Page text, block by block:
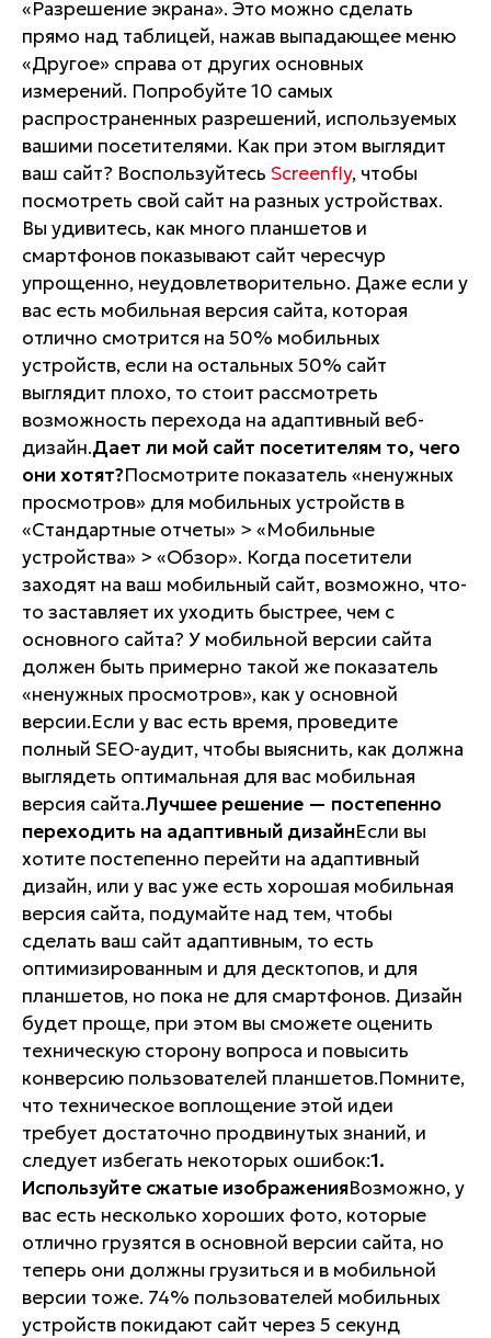
«Разрешение экрана». Это можно сделать
прямо над таблицей, нажав выпадающее меню
«Другое» справа от других основных
измерений. Попробуйте 10 самых
распространенных разрешений, используемых
вашими посетителями. Как при этом выглядит
ваш сайт? Воспользуйтесь Screenfly, чтобы
посмотреть свой сайт на разных устройствах.
Вы удивитесь, как много планшетов и
смартфонов показывают сайт чересчур
упрощенно, неудовлетворительно. Даже если у
вас есть мобильная версия сайта, которая
отлично смотрится на 50% мобильных
устройств, если на остальных 50% сайт
выглядит плохо, то стоит рассмотреть
возможность перехода на адаптивный веб-
дизайн.Дает ли мой сайт посетителям то, чего
они хотят?Посмотрите показатель «ненужных
просмотров» для мобильных устройств в
«Стандартные отчеты» > «Мобильные
устройства» > «Обзор». Когда посетители
заходят на ваш мобильный сайт, возможно, что-
то заставляет их уходить быстрее, чем с
основного сайта? У мобильной версии сайта
должен быть примерно такой же показатель
«ненужных просмотров», как у основной
версии.Если у вас есть время, проведите
полный SEO-аудит, чтобы выяснить, как должна
выглядеть оптимальная для вас мобильная
версия сайта.Лучшее решение — постепенно
переходить на адаптивный дизайнЕсли вы
хотите постепенно перейти на адаптивный
дизайн, или у вас уже есть хорошая мобильная
версия сайта, подумайте над тем, чтобы
сделать ваш сайт адаптивным, то есть
оптимизированным и для десктопов, и для
планшетов, но пока не для смартфонов. Дизайн
будет проще, при этом вы сможете оценить
техническую сторону вопроса и повысить
конверсию пользователей планшетов.Помните,
что техническое воплощение этой идеи
требует достаточно продвинутых знаний, и
следует избегать некоторых ошибок:1.
Используйте сжатые изображенияВозможно, у
вас есть несколько хороших фото, которые
отлично грузятся в основной версии сайта, но
теперь они должны грузиться и в мобильной
версии тоже. 74% пользователей мобильных
устройств покидают сайт через 5 секунд